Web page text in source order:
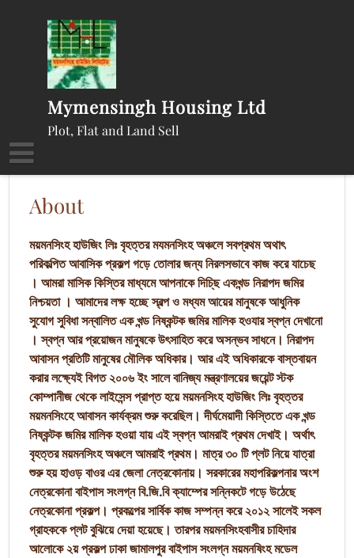
Mymensingh Housing Ltd
Plot, Flat and Land Sell
About
ময়মনসিংহ হাউজিং লিঃ বৃহত্তর মযমনসিংহ অঞ্চলে সবপ্রথম অথাৎ
পরিকল্পিত আবাসিক প্রকল্প গড়ে তোলার জন্য নিরলসভাবে কাজ করে যাচেছ
। আমরা মাসিক কিস্তির মাধ্যমে আপনাকে দিচি্ছ একখন্ড নিরাপদ জমির
নিশ্চয়তা । আমাদের লক্ষ হচ্ছে স্বল্প ও মধ্যম আয়ের মানুষকে আধুনিক
সুযোগ সুবিধা সন্বালিত এক খন্ড নিষ্কন্টক জমির মালিক হওযার স্বপ্ন দেখানো
। স্বপ্ন আর প্রয়োজন মানুষকে উৎসাহিত করে অসন্ভব সাধনে। নিরাপদ
আবাসন প্রতিটি মানুষের মৌলিক অধিকার। আর এই অধিকারকে বাস্তবায়ন
করার লক্ষ্যেই বিগত ২০০৬ ইং সালে বানিজ্য মন্ত্রণালয়ের জয়েন্ট স্টক
কোম্পানীজ থেকে লাইসেন্স প্রাপ্ত হয়ে ময়মনসিংহ হাউজিং লিঃ বৃহত্তর
ময়মনসিংহে আবাসন কার্যক্রম শুরু করেছিল। দীর্ঘমেয়াদী কিস্তিতে এক খন্ড
নিষ্কন্টক জমির মালিক হওয়া যায় এই স্বপ্ন আমরাই প্রথম দেখাই। অর্থাৎ
বৃহত্তর ময়মনসিংহ অঞ্চলে আমরাই প্রথম। মাত্র ৩০ টি প্লট নিয়ে যাত্রা
শুরু হয় হাওড় বাওর এর জেলা নেত্রকোনায়। সরকারের মহাপরিকল্পনার অংশ
নেত্রকোনা বাইপাস সংলগ্ন বি.জি.বি ক্যাম্পের সন্নিকটে গড়ে উঠেছে
নেত্রকোনা প্রকল্প। প্রকল্পের সার্বিক কাজ সম্পন্ন করে ২০১২ সালেই সকল
গ্রাহককে প্লট বুঝিয়ে দেয়া হয়েছে। তারপর ময়মনসিংহবাসীর চাহিদার
আলোকে ২য় প্রকল্প ঢাকা জামালপুর বাইপাস সংলগ্ন ময়মনষিংহ মডেল